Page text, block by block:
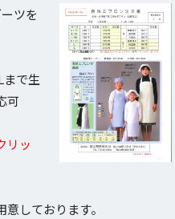
ツを
で生
可
リッ
しております。